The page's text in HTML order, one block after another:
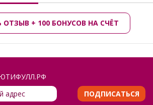
+ 100 БОНУСОВ НА СЧЁТ
ПОДПИСАТЬСЯ